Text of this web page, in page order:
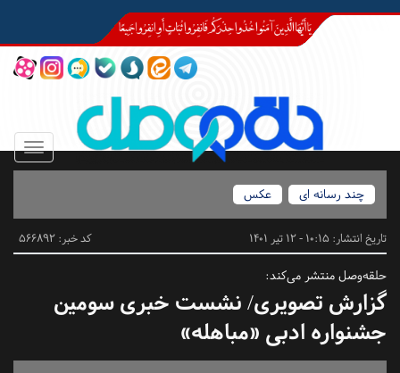
Toggle
چند رسانه ای
عکس
تاریخ انتشار: 10:15 - 12 تیر 1401 کد خبر: 566892
حلقه‌وصل منتشر می‌کند:
گزارش تصویری/ نشست خبری سومین
جشنواره ادبی «مباهله»